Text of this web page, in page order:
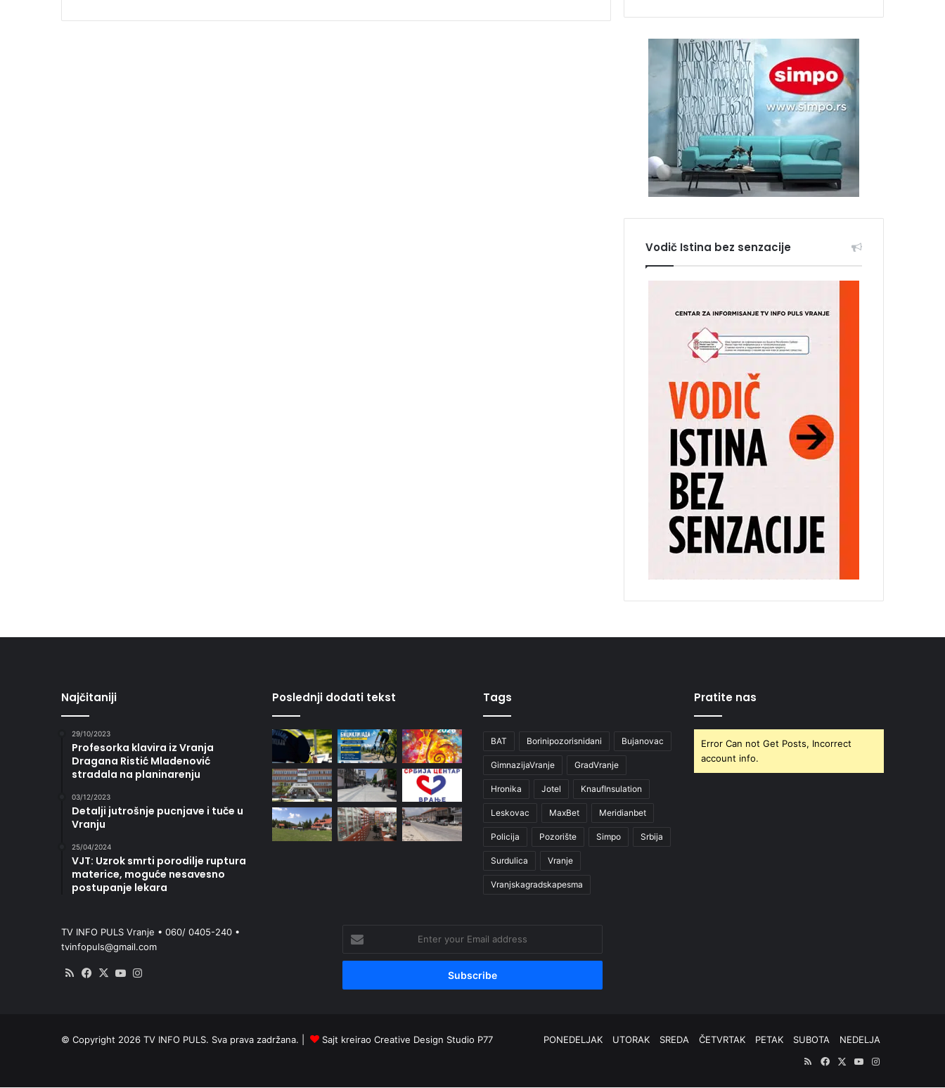
Vodič Istina bez senzacije
Najčitaniji
29/10/2023
Profesorka klavira iz Vranja
Dragana Ristić Mladenović
stradala na planinarenju
03/12/2023
Detalji jutrošnje pucnjave i tuče u
Vranju
25/04/2024
VJT: Uzrok smrti porodilje ruptura
materice, moguće nesavesno
postupanje lekara
Poslednji dodati tekst Tags
BAT Borinipozorisnidani Bujanovac
GimnazijaVranje GradVranje
Hronika Jotel KnaufInsulation
Leskovac MaxBet Meridianbet
Policija Pozorište Simpo Srbija
Surdulica Vranje
Vranjskagradskapesma
Pratite nas
Error Can not Get Posts, Incorrect
account info.
TV INFO PULS Vranje • 060/ 0405-240 •
tvinfopuls@gmail.com
RSS Facebook
X YouTube
your
Email
© Copyright 2026 TV INFO PULS. Sva prava zadržana. | Sajt kreirao Creative Design Studio P77 PONEDELJAK UTORAK SREDA ČETVRTAK PETAK SUBOTA
NEDELJA
RSSFacebook
X YouTubeInstagram